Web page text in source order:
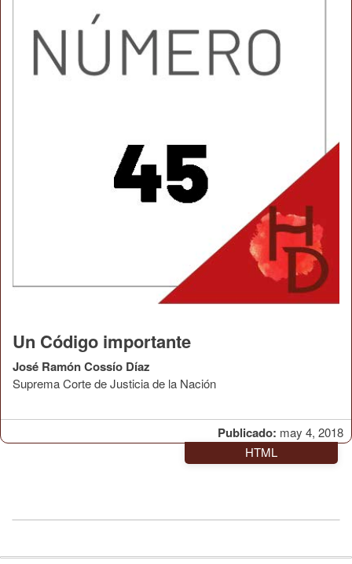
Publicado: may 4, 2018
Un Código importante
José Ramón Cossío Díaz
Suprema Corte de Justicia de la Nación
HTML